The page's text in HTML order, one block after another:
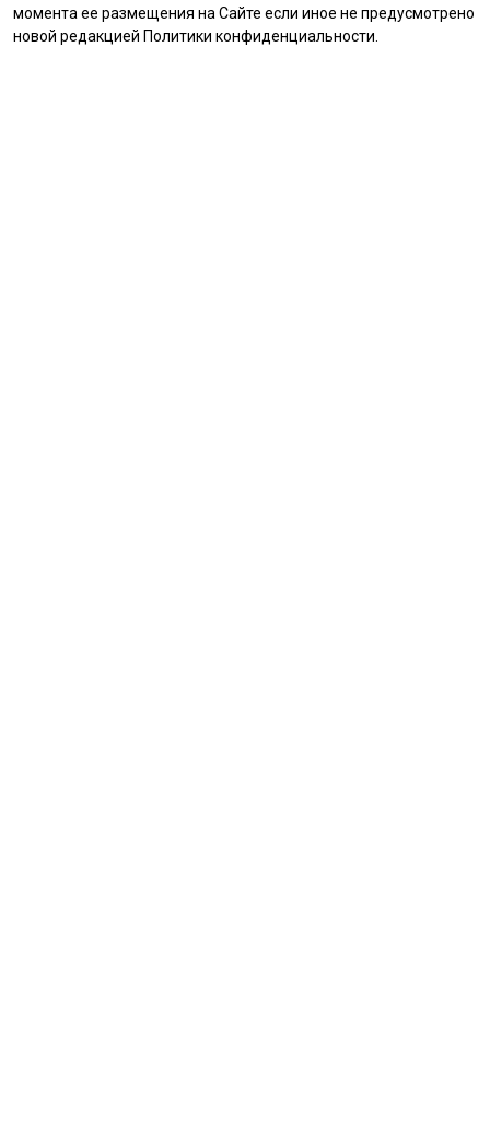
момента ее размещения на Сайте если иное не предусмотрено
новой редакцией Политики конфиденциальности.